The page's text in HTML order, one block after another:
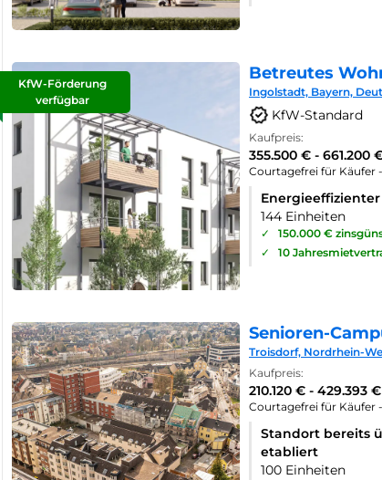
KfW-Förderung
verfügbar
Betreutes
Ingolstadt, Bayern,
KfW-Standard
Kaufpreis:
355.500 € - 661.200
Courtagefrei für Käufer
144 Einheiten
✓
150.000 €
✓
10
Senioren-
Troisdorf, Nordrhein-
Kaufpreis:
210.120 € - 429.393 €
Courtagefrei für Käufer
Standort bereits
etabliert
100 Einheiten